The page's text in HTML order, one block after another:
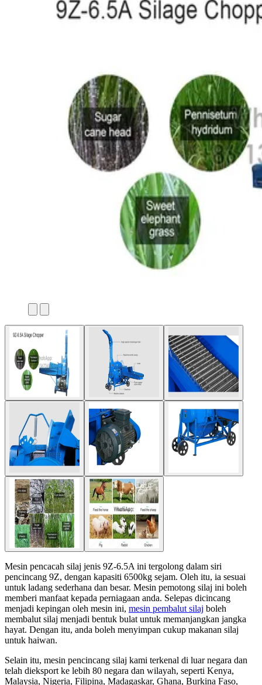
Mesin pencacah silaj jenis 9Z-6.5A ini tergolong dalam siri
pencincang 9Z, dengan kapasiti 6500kg sejam. Oleh itu, ia sesuai
untuk ladang sederhana dan besar. Mesin pemotong silaj ini boleh
memberi manfaat kepada perniagaan anda. Selepas dicincang
menjadi kepingan oleh mesin ini, mesin pembalut silaj boleh
membalut silaj menjadi bentuk bulat untuk memanjangkan jangka
hayat. Dengan itu, anda boleh menyimpan cukup makanan silaj
untuk haiwan.
Selain itu, mesin pencincang silaj kami terkenal di luar negara dan
telah dieksport ke lebih 80 negara dan wilayah, seperti Kenya,
Malaysia, Nigeria, Filipina, Madagaskar, Ghana, Burkina Faso,